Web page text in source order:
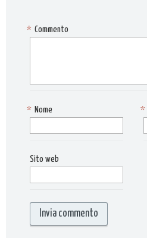
Commento
*
Nome
* *
Sito web